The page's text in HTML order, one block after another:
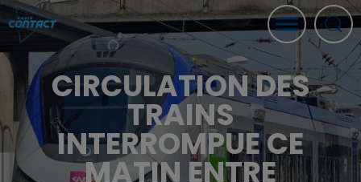
CIRCULATION DES
TRAINS
INTERROMPUE CE
MATIN ENTRE